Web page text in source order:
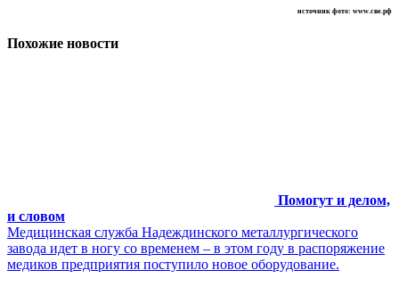
источник фото: www.све.рф
Похожие новости
Помогут и делом,
и словом
Медицинская служба Надеждинского металлургического
завода идет в ногу со временем – в этом году в распоряжение
медиков предприятия поступило новое оборудование.